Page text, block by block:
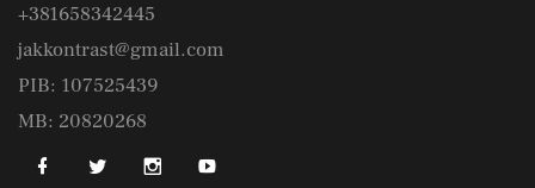
+381658342445
jakkontrast@gmail.com
PIB: 107525439
MB: 20820268